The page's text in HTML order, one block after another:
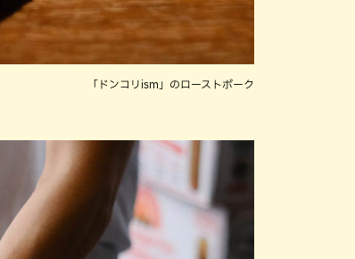
「ドンコリism」のローストポーク